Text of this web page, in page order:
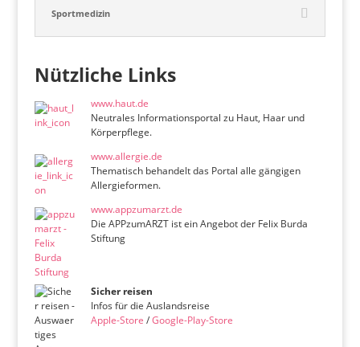
Sportmedizin
Nützliche Links
www.haut.de
Neutrales Informationsportal zu Haut, Haar und
Körperpflege.
www.allergie.de
Thematisch behandelt das Portal alle gängigen
Allergieformen.
www.appzumarzt.de
Die APPzumARZT ist ein Angebot der Felix Burda
Stiftung
Sicher reisen
Infos für die Auslandsreise
Apple-Store /Google-Play-Store